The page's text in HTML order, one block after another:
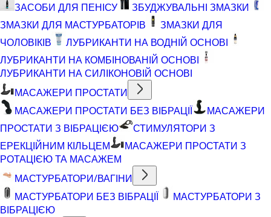
ЗАСОБИ ДЛЯ ПЕНІСУ
ЗБУДЖУВАЛЬНІ ЗМАЗКИ
ЗМАЗКИ ДЛЯ МАСТУРБАТОРІВ
ЗМАЗКИ ДЛЯ
ЧОЛОВІКІВ
ЛУБРИКАНТИ НА ВОДНІЙ ОСНОВІ
ЛУБРИКАНТИ НА КОМБІНОВАНІЙ ОСНОВІ
ЛУБРИКАНТИ НА СИЛІКОНОВІЙ ОСНОВІ
МАСАЖЕРИ ПРОСТАТИ
МАСАЖЕРИ ПРОСТАТИ БЕЗ ВІБРАЦІЇ
МАСАЖЕРИ
ПРОСТАТИ З ВІБРАЦІЄЮ
СТИМУЛЯТОРИ З
ЕРЕКЦІЙНИМ КІЛЬЦЕМ
МАСАЖЕРИ ПРОСТАТИ З
РОТАЦІЄЮ ТА МАСАЖЕМ
МАСТУРБАТОРИ/ВАГІНИ
МАСТУРБАТОРИ БЕЗ ВІБРАЦІЇ
МАСТУРБАТОРИ З
ВІБРАЦІЄЮ